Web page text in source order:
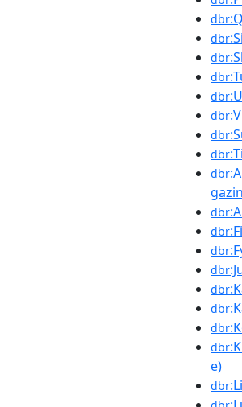
dbr
dbr
dbr
dbr
dbr
dbr
dbr
dbr
dbr
dbr
dbr
dbr
dbr
dbr
dbr
dbr
dbr
e)
dbr